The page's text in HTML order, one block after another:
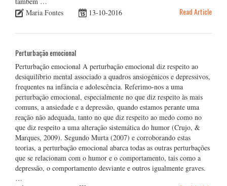
Maria Fontes
13-10-2016 Read Article
Perturbação emocional
Perturbação emocional A perturbação emocional diz respeito ao
desiquilíbrio mental associado a quadros ansiogénicos e depressivos,
frequentes na infância e adolescência. Referimo-nos a uma
perturbação emocional, especialmente no que diz respeito às mais
comuns, a ansiedade e a depressão, quando estamos perante uma
reação não adequada, tanto no que diz respeito ao medo como no
que diz respeito a uma alteração sistemática do humor (Crujo, &
Marques, 2009). Segundo Murta (2007) e corroborando estas
teorias, a perturbação emocional abarca todas as outras perturbações
que se relacionam com o humor e o comportamento, tais como a
depressão, o comportamento desviante e outros igualmente graves.
…